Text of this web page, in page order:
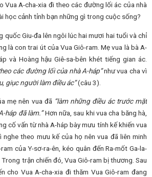
Vua A-cha-xia đi theo các đường lối ác của nhà
học cảnh tỉnh bạn những gì trong cuộc sống?
quốc Giu-đa lên ngôi lúc hai mươi hai tuổi và chỉ
là con trai út của Vua Giô-ram. Mẹ vua là bà A-
và Hoàng hậu Giê-sa-bên khét tiếng gian ác.
các đường lối của nhà A-háp”như vua cha vì
giục người làm điều ác”(câu 3).
mẹ nên vua đã “làm những điều ác trước mặt
háp đã làm.”Hơn nữa, sau khi vua cha băng hà,
cố vấn từ nhà A-háp bày mưu tính kế khiến vua
theo mưu kế của họ nên vua đã liên minh
của Y-sơ-ra-ên, kéo quân đến Ra-mốt Ga-la-
trận chiến đó, Vua Giô-ram bị thương. Sau
cho Vua A-cha-xia đi thăm Vua Giô-ram đang